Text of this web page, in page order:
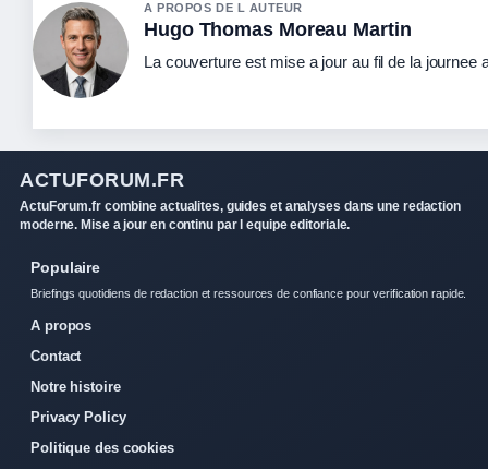
A PROPOS DE L AUTEUR
Hugo Thomas Moreau Martin
La couverture est mise a jour au fil de la
ACTUFORUM.FR
ActuForum.fr combine actualites, guides et analyses dans une redaction
moderne. Mise a jour en continu par l equipe editoriale.
Populaire
Briefings quotidiens de redaction et ressources de confiance pour verification rapide.
A propos
Contact
Notre histoire
Privacy Policy
Politique des cookies